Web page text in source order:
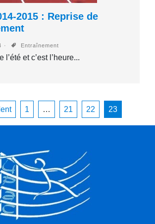
2015 : Reprise de
Entraînement
l’été et c’est l’heure...
1 … 21 22 23